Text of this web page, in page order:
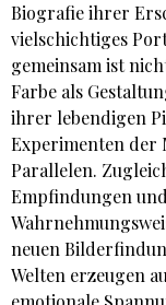
Biografie ihrer
vielschichtiges
gemeinsam ist
Farbe als
ihrer lebendigen
Experimenten der
Parallelen.
Empfindungen
neuen
Welten erzeugen